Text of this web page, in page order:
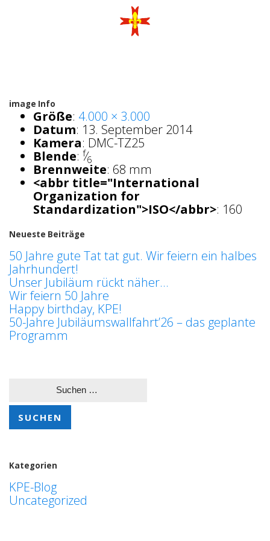
image Info
Größe: 4.000 × 3.000
Datum: 13. September 2014
Kamera: DMC-TZ25
Blende: f⁄6
Brennweite: 68 mm
<abbr title="International
Organization for
Standardization">ISO</abbr>: 160
Neueste Beiträge
50 Jahre gute Tat tat gut. Wir feiern ein halbes
Jahrhundert!
Unser Jubiläum rückt näher…
Wir feiern 50 Jahre
Happy birthday, KPE!
50-Jahre Jubiläumswallfahrt’26 – das geplante
Programm
Kategorien
KPE-Blog
Uncategorized